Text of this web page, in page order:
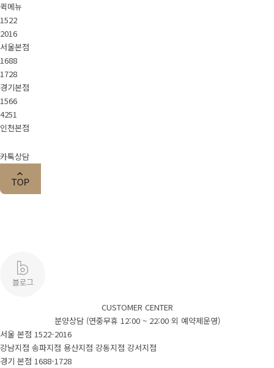
퀵메뉴
1522
2016
서울본점
1688
1728
경기본점
1566
4251
인천본점
카톡상담
CUSTOMER CENTER
분양상담 (연중무휴 12:00 ~ 22:00 외 예약제운영)
서울 본점 1522-2016
강남지점 송파지점 용산지점 강동지점 강서지점
경기 본점 1688-1728